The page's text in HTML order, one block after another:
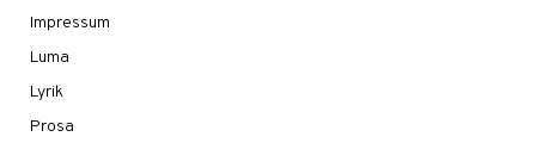
Impressum
Luma
Lyrik
Prosa